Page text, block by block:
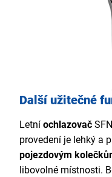
Další užitečné
Letní ochlazovač
provedení je lehký a
pojezdovým
libovolné místnosti.